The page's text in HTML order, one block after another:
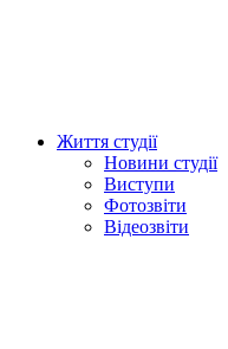
Життя студії
Новини студії
Виступи
Фотозвіти
Відеозвіти